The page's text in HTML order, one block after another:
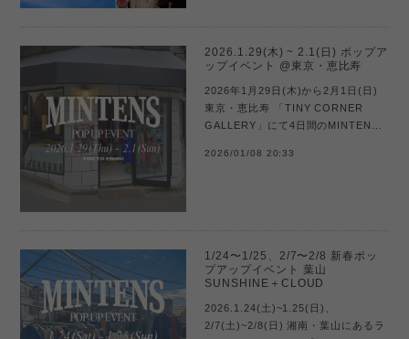
2026.1.29(木) ~ 2.1(日) ポップア
ップイベント @東京・恵比寿
2026年1月29日(木)から2月1日(日)
東京・恵比寿 「TINY CORNER
GALLERY」にて4日間のMINTENS
す。昨年のイベントが好評につき、
2026/01/08 20:33
1/24〜1/25、2/7〜2/8 新春ポッ
プアップイベント 葉山
SUNSHINE＋CLOUD
2026.1.24(土)~1.25(日)、
2/7(土)~2/8(日) 湘南・葉山にあるラ